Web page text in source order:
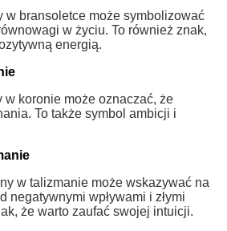
w bransoletce może symbolizować
w życiu. To również znak,
energią.
koronie może oznaczać, że
To także symbol ambicji i
w talizmanie może wskazywać na
negatywnymi wpływami i złymi
że warto zaufać swojej intuicji.